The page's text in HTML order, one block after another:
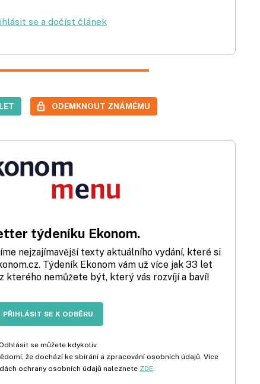
se a dočíst článek
ODEMKNOUT ZNÁMÉMU
týdeníku Ekonom.
nejzajímavější texty aktuálního vydání, které si
Týdeník Ekonom vám už více jak 33 let
kterého nemůžete být, který vás rozvíjí a baví!
PŘIHLÁSIT SE K ODBĚRU
se můžete kdykoliv.
že dochází ke sbírání a zpracování osobních údajů. Více
ochrany osobních údajů naleznete ZDE